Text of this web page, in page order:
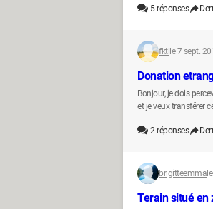
5réponses
fktl le 7 sept.
Donation
Bonjour, je dois
et je veux transférer
2réponses
brigitteemma
Terain situé en